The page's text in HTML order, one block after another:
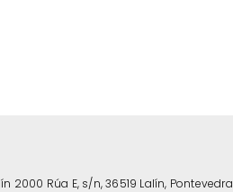
2000 Rúa E, s/n, 36519 Lalín, Pontevedra